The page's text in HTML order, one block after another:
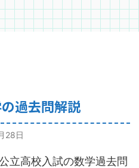
過去問解説
28日
立高校入試の数学過去問